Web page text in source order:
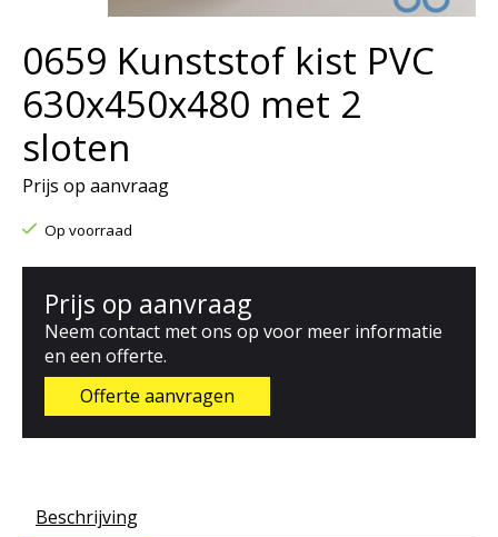
0659 Kunststof kist PVC
630x450x480 met 2
sloten
Prijs op aanvraag
Op voorraad
Prijs op aanvraag
Neem contact met ons op voor meer informatie
en een offerte.
Offerte aanvragen
Beschrijving